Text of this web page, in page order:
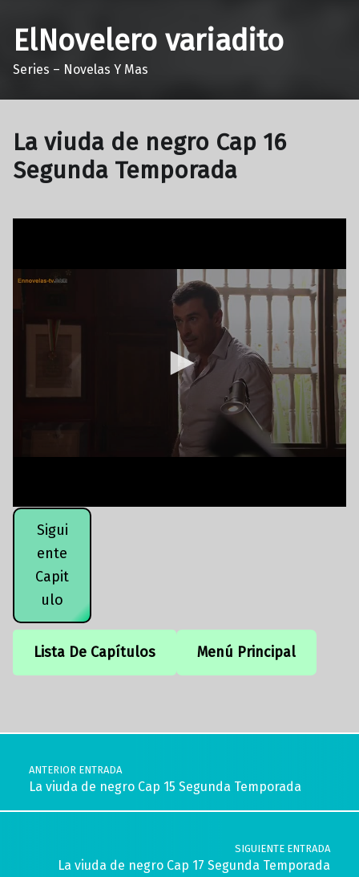
ElNovelero variadito
Series – Novelas Y Mas
La viuda de negro Cap 16
Segunda Temporada
Sigui
ente
Capit
ulo
Lista De Capítulos Menú Principal
Navegación de entradas
ANTERIOR ENTRADA
La viuda de negro Cap 15 Segunda Temporada
SIGUIENTE ENTRADA
La viuda de negro Cap 17 Segunda Temporada